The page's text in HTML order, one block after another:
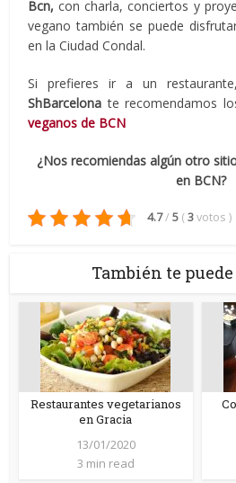
Bcn, con charla, conciertos y
vegano también se puede
en la Ciudad Condal.
Si prefieres ir a un
ShBarcelona te recomendamos
veganos de BCN
¿Nos recomiendas algún otro
en BCN?
4.7/ 5 (3votos )
También te
Restaurantes vegetarianos
en Gracia
13/01/2020
3 min read